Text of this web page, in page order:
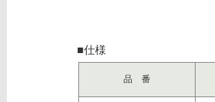
■仕様
品 番